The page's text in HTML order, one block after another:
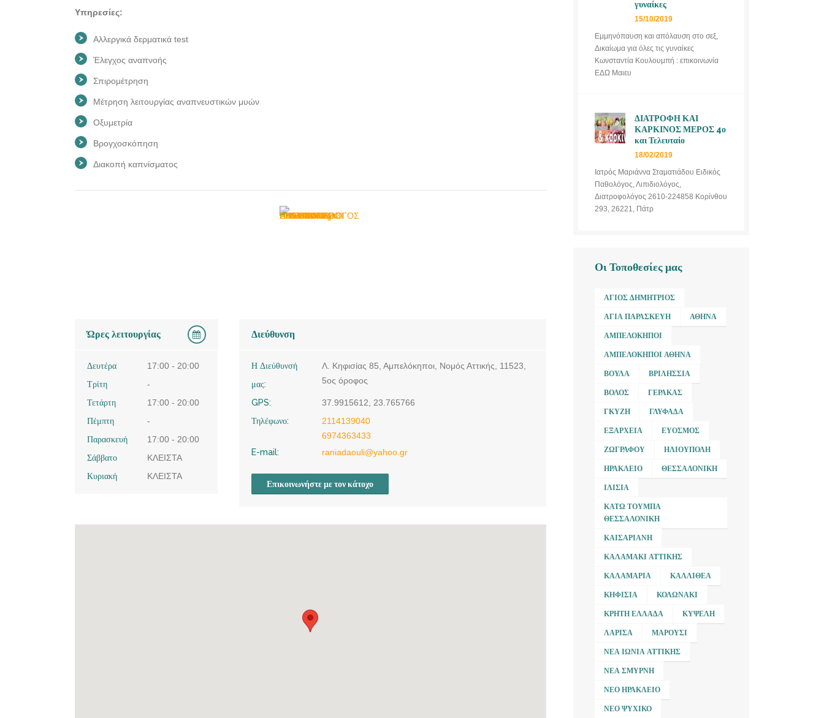
Υπηρεσίες:
Αλλεργικά δερματικά test
Έλεγχος αναπνοής
Σπιρομέτρηση
Μέτρηση λειτουργίας αναπνευστικών μυών
Οξυμετρία
Βρογχοσκόπηση
Διακοπή καπνίσματος
Ώρες λειτουργίας
Δευτέρα
17:00 - 20:00
Τρίτη
-
Τετάρτη
17:00 - 20:00
Πέμπτη
-
Παρασκευή
17:00 - 20:00
Σάββατο
ΚΛΕΙΣΤΑ
Κυριακή
ΚΛΕΙΣΤΑ
Διεύθυνση
Η Διεύθυνσή
μας:
Λ. Κηφισίας 85, Αμπελόκηποι, Νομός Αττικής, 11523,
5ος όροφος
GPS:
37.9915612, 23.765766
Τηλέφωνο:
2114139040
6974363433
E-mail:
raniadaouli@yahoo.gr
Επικοινωνήστε με τον κάτοχο
γυναίκες
15/10/2019
Εμμηνόπαυση και απόλαυση στο σεξ,
Δικαίωμα για όλες τις γυναίκες
Κωνσταντία Κουλουμπή : επικοινωνία
ΕΔΩ Μαιευ
ΔΙΑΤΡΟΦΗ ΚΑΙ
ΚΑΡΚΙΝΟΣ ΜΕΡΟΣ 4ο
και Τελευταίο
18/02/2019
Ιατρός Μαριάννα Σταματιάδου Ειδικός
Παθολόγος, Λιπιδιολόγος,
Διατροφολόγος 2610-224858 Κορίνθου
293, 26221, Πάτρ
Οι Τοποθεσίες μας
ΆΓΙΟΣ ΔΗΜΉΤΡΙΟΣ
ΑΓΊΑ ΠΑΡΑΣΚΕΥΉ ΑΘΉΝΑ
ΑΜΠΕΛΌΚΗΠΟΙ
ΑΜΠΕΛΌΚΗΠΟΙ ΑΘΉΝΑ
ΒΟΎΛΑ ΒΡΙΛΉΣΣΙΑ
ΒΌΛΟΣ ΓΈΡΑΚΑΣ
ΓΚΎΖΗ ΓΛΥΦΆΔΑ
ΕΞΆΡΧΕΙΑ ΕΎΟΣΜΟΣ
ΖΩΓΡΆΦΟΥ ΗΛΙΟΎΠΟΛΗ
ΗΡΆΚΛΕΙΟ ΘΕΣΣΑΛΟΝΊΚΗ
ΙΛΊΣΙΑ
ΚΆΤΩ ΤΟΎΜΠΑ
ΘΕΣΣΑΛΟΝΊΚΗ
ΚΑΙΣΑΡΙΑΝΉ
ΚΑΛΑΜΆΚΙ ΑΤΤΙΚΉΣ
ΚΑΛΑΜΑΡΙΆ ΚΑΛΛΙΘΈΑ
ΚΗΦΙΣΙΆ ΚΟΛΩΝΆΚΙ
ΚΡΉΤΗ ΕΛΛΆΔΑ ΚΥΨΈΛΗ
ΛΆΡΙΣΑ ΜΑΡΟΎΣΙ
ΝΈΑ ΙΩΝΊΑ ΑΤΤΙΚΉΣ
ΝΈΑ ΣΜΎΡΝΗ
ΝΈΟ ΗΡΆΚΛΕΙΟ
ΝΈΟ ΨΥΧΙΚΌ